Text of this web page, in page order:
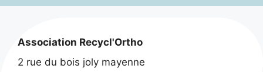
Association Recycl'Ortho
2 rue du bois joly mayenne